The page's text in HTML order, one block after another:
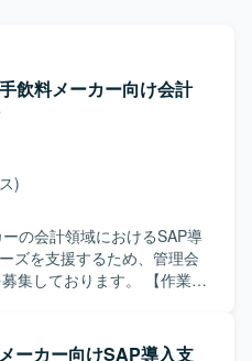
飲料メーカー向け会計
)
の会計領域におけるSAP導
ズを支援するため、管理会
おります。 【作業内
元請PLを管理会計の知見で
ーカー向けSAP導入支